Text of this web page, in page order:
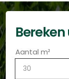
Aantal m²